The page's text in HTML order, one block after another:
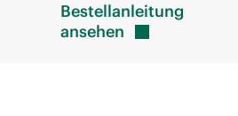
Bestellanleitung
ansehen